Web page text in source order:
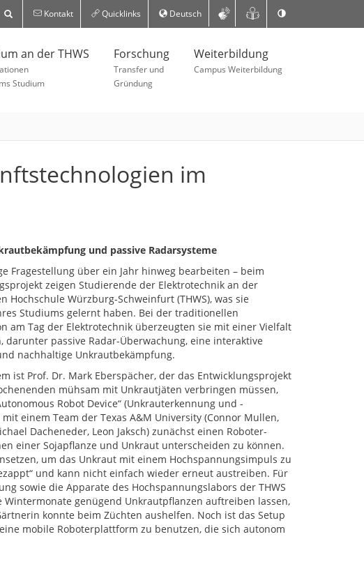
Kontakt Quicklinks Deutsch
an der THWS
Studium
Forschung
Transfer und
Gründung
Weiterbildung
Campus Weiterbildung
im
und passive Radarsysteme
Fragestellung über ein Jahr hinweg bearbeiten – beim
zeigen Studierende der Elektrotechnik an der
Hochschule Würzburg-Schweinfurt (THWS), was sie
Studiums gelernt haben. Bei der traditionellen
am Tag der Elektrotechnik überzeugten sie mit einer Vielfalt
darunter passive Radar-Überwachung, eine interaktive
nachhaltige Unkrautbekämpfung.
ist Prof. Dr. Mark Eberspächer, der das Entwicklungsprojekt
mühsam mit Unkrautjäten verbringen müssen,
Robot Device“ (Unkrauterkennung und -
einem Team der Texas A&M University (Connor Mullen,
Dacheneder, Leon Jaksch) zunächst einen Roboter-
einer Sojapflanze und Unkraut unterscheiden zu können.
um das Unkraut mit einem Hochspannungsimpuls zu
und kann nicht einfach wieder erneut austreiben. Für
sowie die Apparate des Hochspannungslabors der THWS
genügend Unkrautpflanzen auftreiben lassen,
konnte beim Züchten aushelfen. Noch ist das Setup
mobile Roboterplattform zu benutzen, die sich autonom